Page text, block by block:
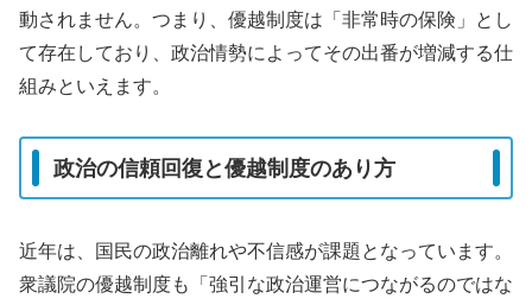
動されません。つまり、優越制度は「非常時の保険」とし
て存在しており、政治情勢によってその出番が増減する仕
組みといえます。
政治の信頼回復と優越制度のあり方
近年は、国民の政治離れや不信感が課題となっています。
衆議院の優越制度も「強引な政治運営につながるのではな